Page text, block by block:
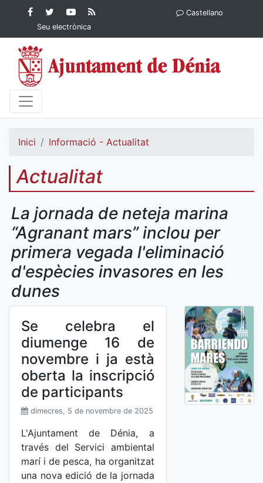
Contingut principalFacebook
Ajuntament de Dénia
Twitter
Ajuntament de
Dénia
YouTube
Ajuntament
de Dénia
Ajuntament
Seu electrònica
Castellano
Inici Informació - Actualitat
Actualitat
La jornada de neteja marina
“Agranant mars” inclou per
primera vegada l'eliminació
d'espècies invasores en les
dunes
Se celebra el
diumenge 16 de
novembre i ja està
oberta la inscripció
de participants
dimecres, 5 de novembre de 2025
L'Ajuntament de Dénia, a
través del Servici ambiental
marí i de pesca, ha organitzat
una nova edició de la jornada